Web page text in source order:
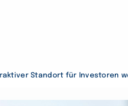
Standort für Investoren